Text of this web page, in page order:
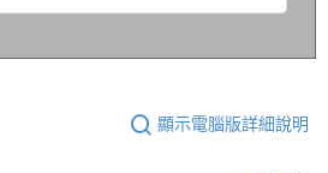
顯示電腦版詳細說明